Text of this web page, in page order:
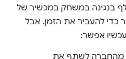
בנגינה במשחק במכשיר של
כדי להעביר את הזמן. אבל
אפשר:
מהחברה לשתף את